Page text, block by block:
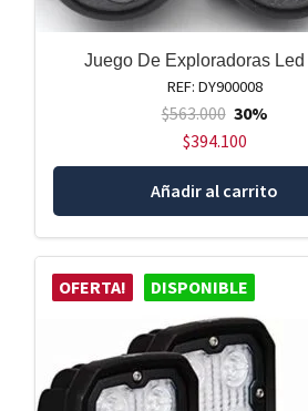
Juego De Exploradoras Led
REF: DY900008
$563.000 30%
$394.100
Añadir al carrito
OFERTA! DISPONIBLE